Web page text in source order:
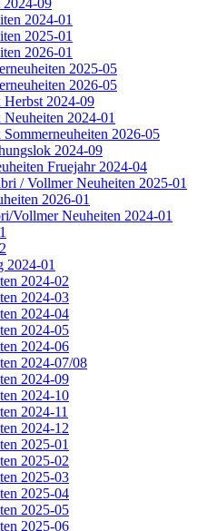
09
2024-01
2025-01
2026-01
2025-05
2026-05
2024-09
2024-01
2026-05
2024-09
Fruejahr 2024-04
/ Vollmer Neuheiten 2025-01
2026-01
Vollmer Neuheiten 2024-01
2024-01
2024-02
2024-03
2024-04
2024-05
2024-06
2024-07/08
2024-09
2024-10
2024-11
2024-12
2025-01
2025-02
2025-03
2025-04
2025-05
2025-06